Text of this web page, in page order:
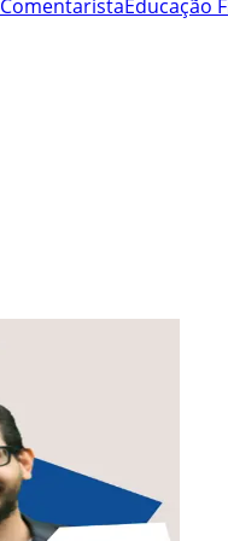
ComentaristaEducação